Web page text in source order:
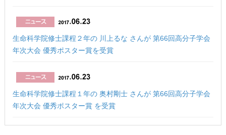
生命科学院修士課程２年の 川上るな さんが 第66回高分子学会
年次大会 優秀ポスター賞を受賞
生命科学院修士課程１年の 奥村剛士 さんが 第66回高分子学会
年次大会 優秀ポスター賞 を受賞